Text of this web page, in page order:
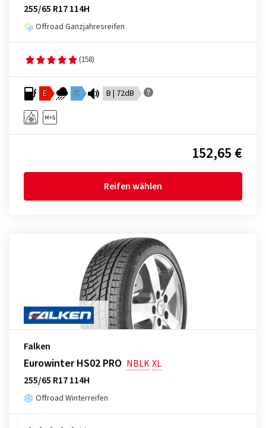
255/65 R17 114H
Offroad Ganzjahresreifen
(158)
E C B | 72dB
152,65 €
Reifen wählen
Falken
Eurowinter HS02 PRO NBLKXL
255/65 R17 114H
Offroad Winterreifen